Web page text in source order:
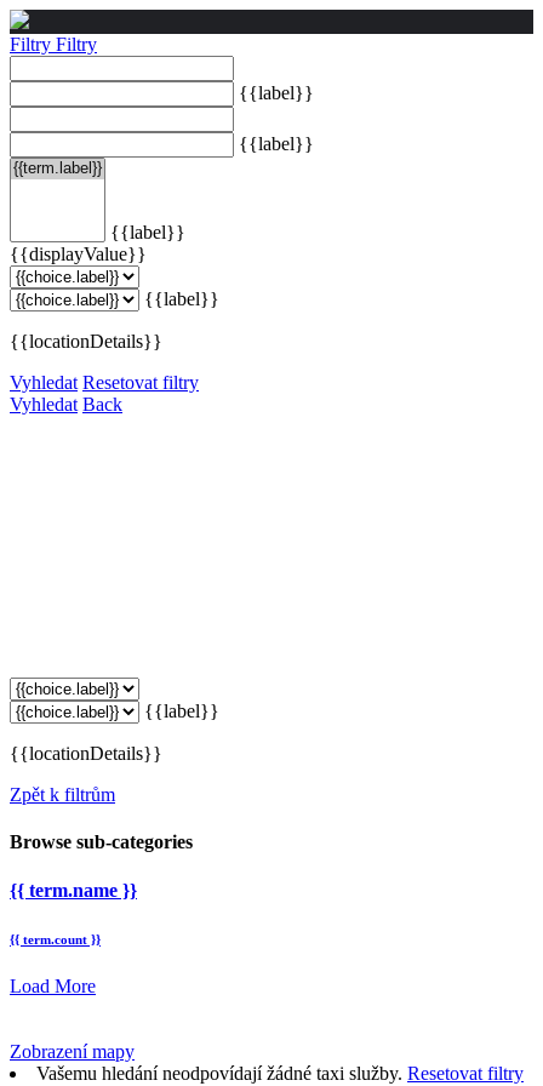
Filtry Filtry
{{label}}
{{label}}
{{label}}
{{displayValue}}
{{label}}
{{locationDetails}}
Vyhledat Resetovat filtry
Vyhledat Back
{{label}}
{{locationDetails}}
Zpět k filtrům
Browse sub-categories
{{ term.name }}
{{ term.count }}
Load More
Zobrazení mapy
Vašemu hledání neodpovídají žádné taxi služby. Resetovat filtry